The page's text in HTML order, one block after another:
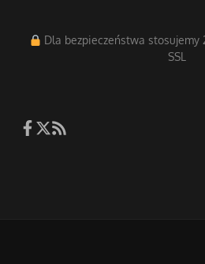
Dla bezpieczeństwa
SSL